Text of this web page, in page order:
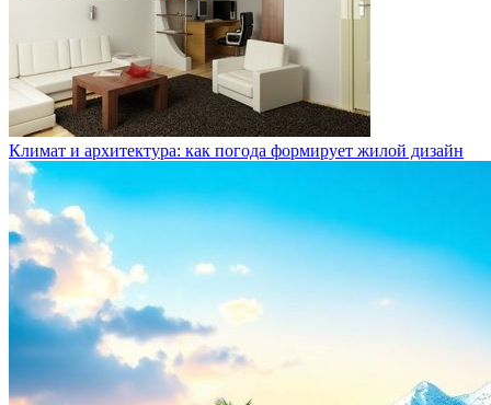
Климат и архитектура: как погода формирует жилой дизайн